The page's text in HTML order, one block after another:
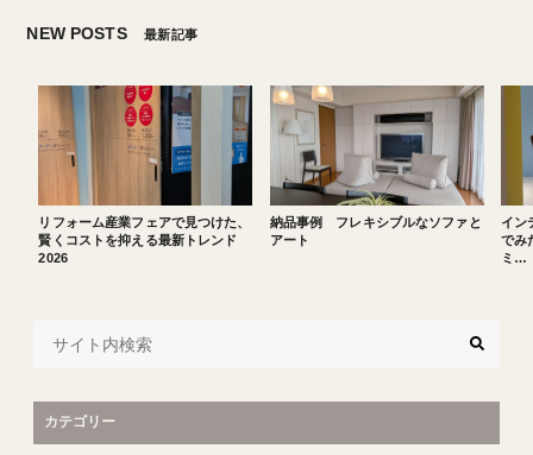
NEW POSTS 最新記事
リフォーム産業フェアで見つけた、
賢くコストを抑える最新トレンド
2026
納品事例 フレキシブルなソファと
アート
イン
でみ
ミ…
カテゴリー